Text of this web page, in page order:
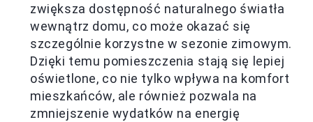
zwiększa dostępność naturalnego światła
wewnątrz domu, co może okazać się
szczególnie korzystne w sezonie zimowym.
Dzięki temu pomieszczenia stają się lepiej
oświetlone, co nie tylko wpływa na komfort
mieszkańców, ale również pozwala na
zmniejszenie wydatków na energię